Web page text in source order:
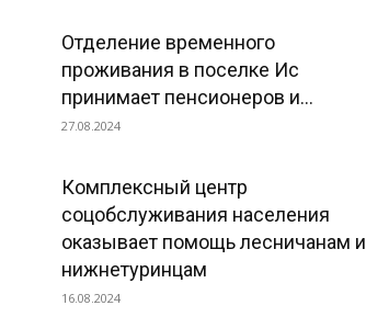
Отделение временного
проживания в поселке Ис
принимает пенсионеров и...
27.08.2024
Комплексный центр
соцобслуживания населения
оказывает помощь лесничанам и
нижнетуринцам
16.08.2024